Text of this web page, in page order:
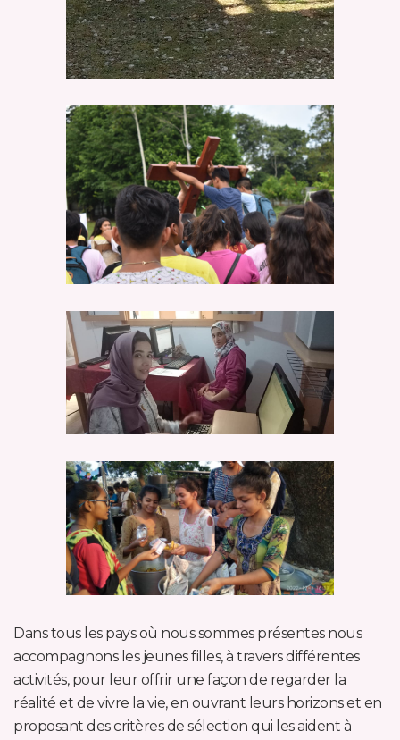
Dans tous les pays où nous sommes présentes nous
accompagnons les jeunes filles, à travers différentes
activités, pour leur offrir une façon de regarder la
réalité et de vivre la vie, en ouvrant leurs horizons et en
proposant des critères de sélection qui les aident à